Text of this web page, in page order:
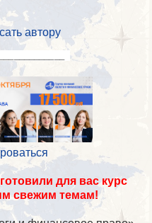
автору
для вас курс
свежим темам!